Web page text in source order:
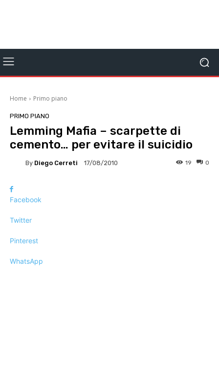
Home Primo piano
PRIMO PIANO
Lemming Mafia – scarpette di
cemento… per evitare il suicidio
By Diego Cerreti 17/08/2010 0
19
Facebook
Twitter
Pinterest
WhatsApp